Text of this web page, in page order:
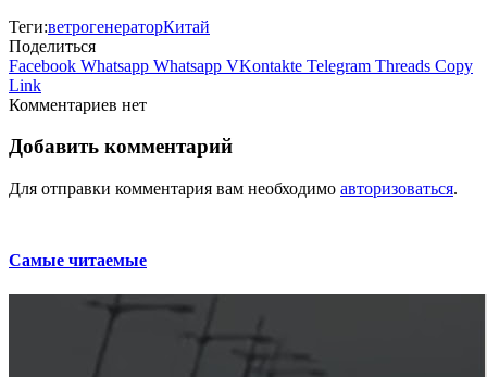
Теги:ветрогенераторКитай
Поделиться
Facebook Whatsapp Whatsapp VKontakte Telegram Threads Copy
Link
Комментариев нет
Добавить комментарий
Для отправки комментария вам необходимо авторизоваться.
Самые читаемые